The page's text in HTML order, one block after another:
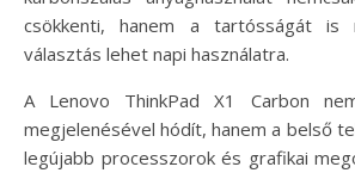
csökkenti, hanem a tartósságát is
választás lehet napi használatra.
A Lenovo ThinkPad X1 Carbon
megjelenésével hódít, hanem a belső
legújabb processzorok és grafikai